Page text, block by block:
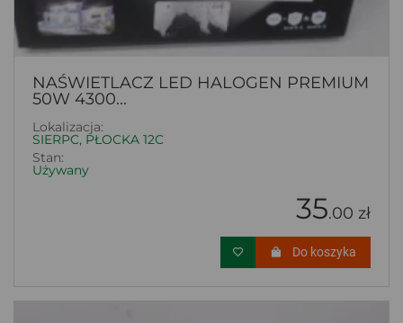
NAŚWIETLACZ LED HALOGEN PREMIUM
50W 4300...
Lokalizacja:
SIERPC, PŁOCKA 12C
Stan:
Używany
35.00 zł
Do koszyka